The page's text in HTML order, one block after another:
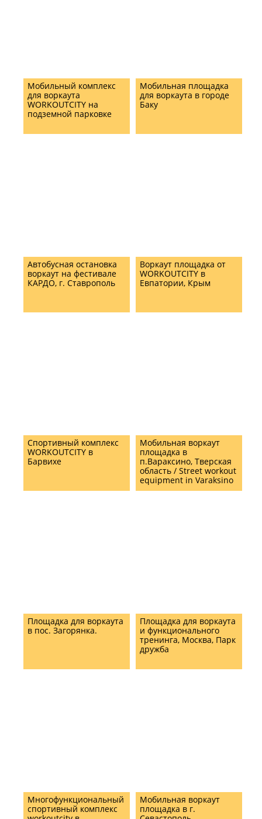
Мобильный комплекс
для воркаута
WORKOUTCITY на
подземной парковке
Мобильная площадка
для воркаута в городе
Баку
Автобусная остановка
воркаут на фестивале
КАРДО, г. Ставрополь
Воркаут площадка от
WORKOUTCITY в
Евпатории, Крым
Спортивный комплекс
WORKOUTCITY в
Барвихе
Мобильная воркаут
площадка в
п.Вараксино, Тверская
область / Street workout
equipment in Varaksino
Площадка для воркаута
в пос. Загорянка.
Площадка для воркаута
и функционального
тренинга, Москва, Парк
дружба
Многофункциональный
спортивный комплекс
Мобильная воркаут
площадка в г.